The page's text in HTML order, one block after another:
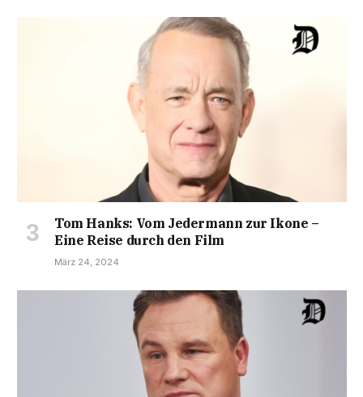
Tom Hanks: Vom Jedermann zur Ikone –
Eine Reise durch den Film
März 24, 2024